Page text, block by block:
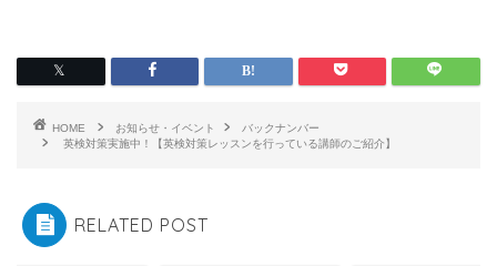
HOME お知らせ・イベント
バックナンバー
英検対策実施中！【英検対策レッスンを行っている講師のご紹介】
RELATED POST